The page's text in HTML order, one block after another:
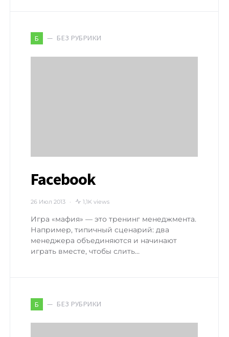
Б БЕЗ РУБРИКИ
Facebook
26 Июл 2013 1,1K views
Игра «мафия» — это тренинг менеджмента.
Например, типичный сценарий: два
менеджера объединяются и начинают
играть вместе, чтобы слить…
Б БЕЗ РУБРИКИ